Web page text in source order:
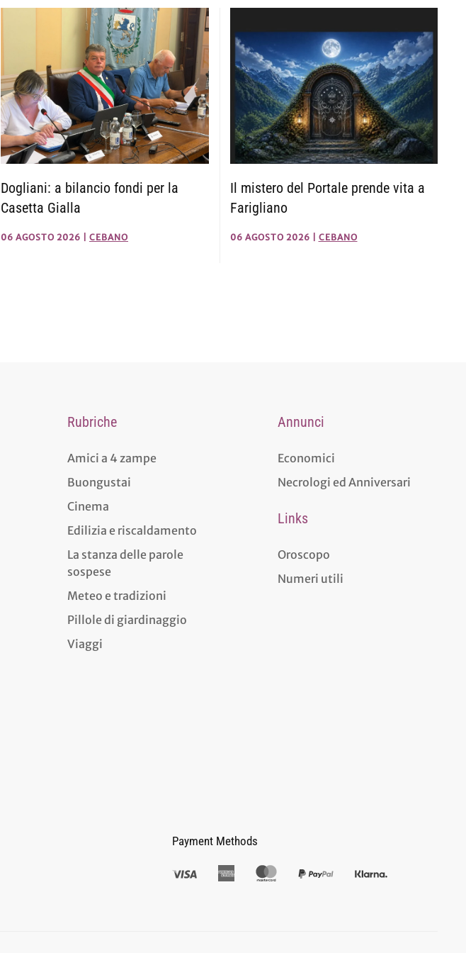
Dogliani: a bilancio fondi per la
Casetta Gialla
06 AGOSTO 2026 CEBANO
Il mistero del Portale prende vita a
Farigliano
06 AGOSTO 2026 CEBANO
Rubriche
Amici a 4 zampe
Buongustai
Cinema
Edilizia e riscaldamento
La stanza delle parole
sospese
Meteo e tradizioni
Pillole di giardinaggio
Viaggi
Annunci
Economici
Necrologi ed Anniversari
Links
Oroscopo
Numeri utili
Payment Methods